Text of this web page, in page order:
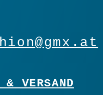
& VERSAND